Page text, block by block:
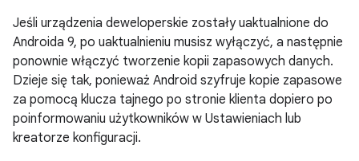
Jeśli urządzenia deweloperskie zostały uaktualnione do
Androida 9, po uaktualnieniu musisz wyłączyć, a następnie
ponownie włączyć tworzenie kopii zapasowych danych.
Dzieje się tak, ponieważ Android szyfruje kopie zapasowe
za pomocą klucza tajnego po stronie klienta dopiero po
poinformowaniu użytkowników w Ustawieniach lub
kreatorze konfiguracji.